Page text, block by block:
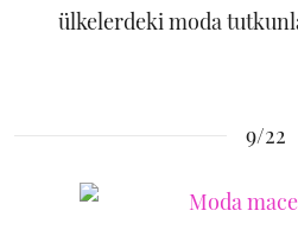
ülkelerdeki moda
9/22